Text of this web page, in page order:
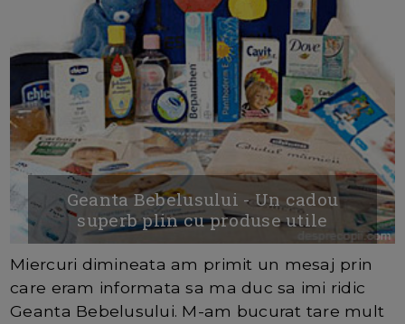
Geanta Bebelusului - Un cadou
superb plin cu produse utile
Miercuri dimineata am primit un mesaj prin
care eram informata sa ma duc sa imi ridic
Geanta Bebelusului. M-am bucurat tare mult